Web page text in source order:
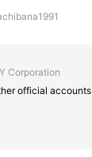
Corporation
official accounts